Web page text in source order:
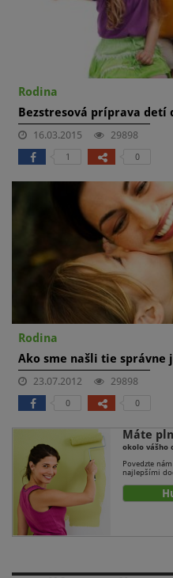
Rodina
Bezstresová príprava detí
16.03.2015 29898
1 0
Rodina
Ako sme našli tie správne
23.07.2012 29898
0 0
Máte
okolo vášho
Povedzte
najlepšími